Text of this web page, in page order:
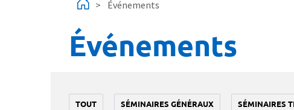
Événements
Événements
TOUT SÉMINAIRES GÉNÉRAUX SÉMINAIRES